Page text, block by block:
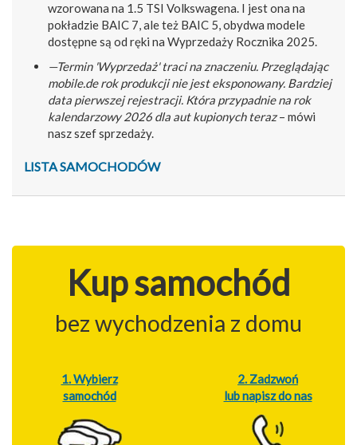
wzorowana na 1.5 TSI Volkswagena. I jest ona na
pokładzie BAIC 7, ale też BAIC 5, obydwa modele
dostępne są od ręki na Wyprzedaży Rocznika 2025.
—Termin 'Wyprzedaż' traci na znaczeniu. Przeglądając
mobile.de rok produkcji nie jest eksponowany. Bardziej
data pierwszej rejestracji. Która przypadnie na rok
kalendarzowy 2026 dla aut kupionych teraz– mówi
nasz szef sprzedaży.
LISTA SAMOCHODÓW
Kup samochód
bez wychodzenia z domu
1. Wybierz
samochód
2. Zadzwoń
lub napisz do nas